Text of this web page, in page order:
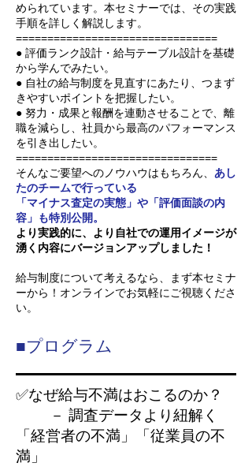
められています。本セミナーでは、その実践
手順を詳しく解説します。
================================
● 評価ランク設計・給与テーブル設計を基礎
から学んでみたい。
● 自社の給与制度を見直すにあたり、つまず
きやすいポイントを把握したい。
● 努力・成果と報酬を連動させることで、離
職を減らし、社員から最高のパフォーマンス
を引き出したい。
================================
そんなご要望へのノウハウはもちろん、 あし
たのチームで行っている
「マイナス査定の実態」や「評価面談の内
容」も特別公開。
より実践的に、より自社での運用イメージが
湧く内容にバージョンアップしました！
給与制度について考えるなら、まず本セミナ
ーから！オンラインでお気軽にご視聴くださ
い。
■プログラム
✅なぜ給与不満はおこるのか？
－ 調査データより紐解く
「経営者の不満」「従業員の不
満」